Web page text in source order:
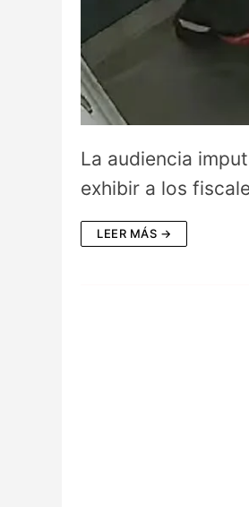
La audiencia
exhibir a los
LEER MÁS →